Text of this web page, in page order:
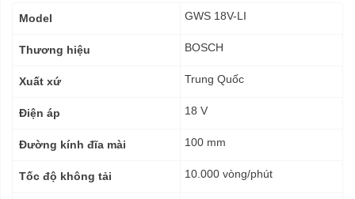
kỹ
Model GWS 18V-LI
Thương hiệu BOSCH
Xuất xứ Trung Quốc
Điện áp 18 V
Đường kính đĩa mài 100 mm
Tốc độ không tải 10.000 vòng/phút